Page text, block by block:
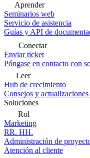
Aprender
Seminarios web
Servicio de asistencia
Guías y API de
Conectar
Enviar ticket
Póngase en contacto con
Leer
Hub de crecimiento
Consejos y
Soluciones
Rol
Marketing
RR. HH.
Administración de
Atención al cliente